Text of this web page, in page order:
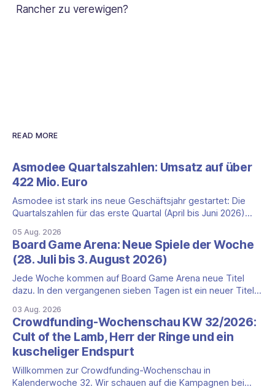
Rancher zu verewigen?
READ MORE
Asmodee Quartalszahlen: Umsatz auf über
422 Mio. Euro
Asmodee ist stark ins neue Geschäftsjahr gestartet: Die
Quartalszahlen für das erste Quartal (April bis Juni 2026)
Prozent auf 422,1 Millionen Euro. Getragen wird das
Wachstum weiter von den Sammelkartenspielen, doch
erstmals seit Monaten zeigt auch das klassische
Brettspielgeschäft wieder
05 Aug. 2026
Board Game Arena: Neue Spiele der Woche
(28. Juli bis 3. August 2026)
Jede Woche kommen auf Board Game Arena neue Titel
dazu. In den vergangenen sieben Tagen ist ein neuer Titel
bekanntesten kooperativen Zombiespiele. Wir stellen dir
den Neuzugang mit seinen Eckdaten vor. Zombicide: 2nd
Edition: kooperatives Überleben gegen Zombiehorden Mit
Zombicide: 2nd
03 Aug. 2026
Crowdfunding-Wochenschau KW 32/2026:
Cult of the Lamb, Herr der Ringe und ein
kuscheliger Endspurt
Willkommen zur Crowdfunding-Wochenschau in
Kalenderwoche 32. Wir schauen auf die Kampagnen bei